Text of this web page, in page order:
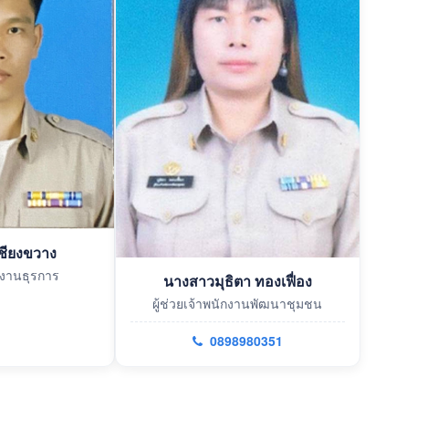
ยงขวาง
านธุรการ นางสาวมุธิตา ทองเฟื่อง
ผู้ช่วยเจ้าพนักงานพัฒนาชุมชน
0898980351